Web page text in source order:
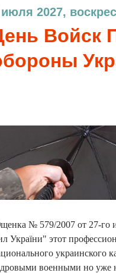
2027,
Войск
№ 579/2007 от 27-го
України" этот
украинского
военными но уже